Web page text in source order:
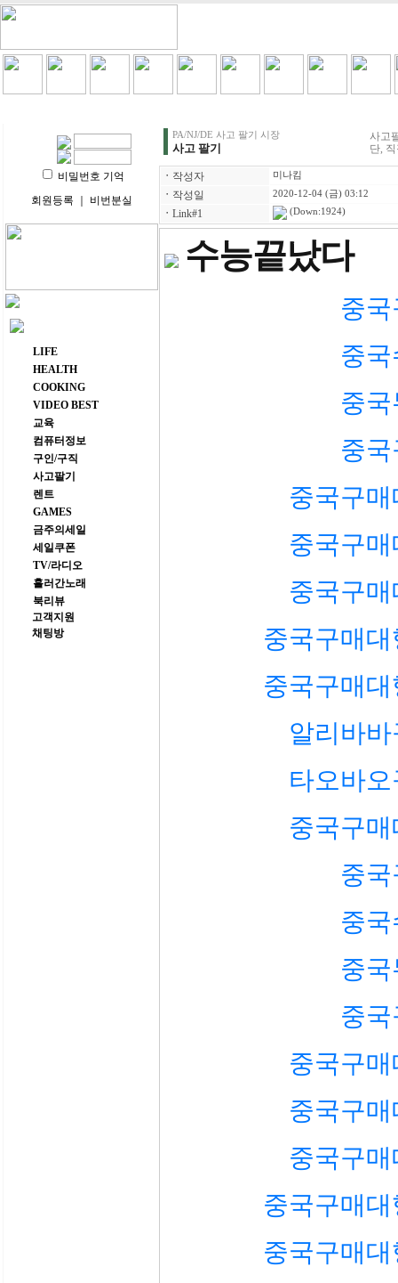
비밀번호 기억
회원등록
비번분실
주요 메뉴
LIFE
HEALTH
COOKING
VIDEO BEST
교육
컴퓨터정보
구인/구직
사고팔기
렌트
GAMES
금주의세일
세일쿠폰
TV/라디오
흘러간노래
북리뷰
고객지원
채팅방
PA/NJ/DE 사고 팔기 시장
사고 팔기
사고
단,
ㆍ 작성자 미나킴
ㆍ 작성일 2020-12-04 (금) 03:12
ㆍ Link#1 (Down:1924)
수능끝났다
중
중
중
중
중국구
중국구
중국구
중국구매
중국구매
알리바
타오바
중국구
중
중
중
중
중국구
중국구
중국구
중국구매
중국구매